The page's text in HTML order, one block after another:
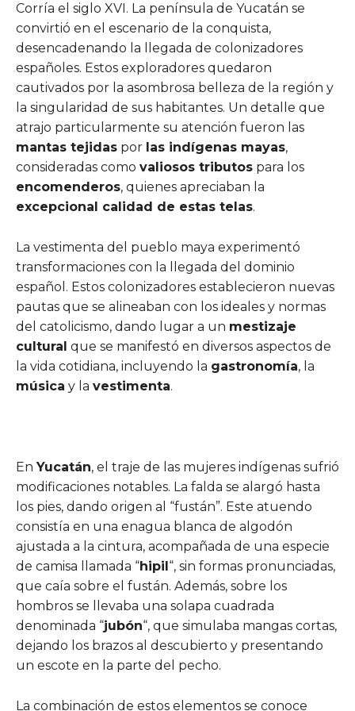
Corría el siglo XVI. La península de Yucatán se
convirtió en el escenario de la conquista,
desencadenando la llegada de colonizadores
españoles. Estos exploradores quedaron
cautivados por la asombrosa belleza de la región y
la singularidad de sus habitantes. Un detalle que
atrajo particularmente su atención fueron las
mantas tejidas por las indígenas mayas,
consideradas como valiosos tributos para los
encomenderos, quienes apreciaban la
excepcional calidad de estas telas.
La vestimenta del pueblo maya experimentó
transformaciones con la llegada del dominio
español. Estos colonizadores establecieron nuevas
pautas que se alineaban con los ideales y normas
del catolicismo, dando lugar a un mestizaje
cultural que se manifestó en diversos aspectos de
la vida cotidiana, incluyendo la gastronomía, la
música y la vestimenta.
En Yucatán, el traje de las mujeres indígenas sufrió
modificaciones notables. La falda se alargó hasta
los pies, dando origen al “fustán”. Este atuendo
consistía en una enagua blanca de algodón
ajustada a la cintura, acompañada de una especie
de camisa llamada “hipil “, sin formas pronunciadas,
que caía sobre el fustán. Además, sobre los
hombros se llevaba una solapa cuadrada
denominada “jubón“, que simulaba mangas cortas,
dejando los brazos al descubierto y presentando
un escote en la parte del pecho.
La combinación de estos elementos se conoce